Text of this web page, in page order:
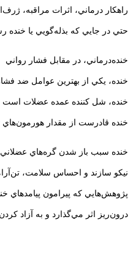
راهكار درماني، اثرات مراقبه،
حتي در جايي كه بذله‌گويي يا خنده
خنده‌درماني، در مقابل فشار رواني
خنده، يكي از بهترين عوامل ضد
خنده، شل كننده عمده عضلات
خنده قادرست از مقدار
خنده سبب باز شدن گره‌هاي
نيكو سازند و احساس سلامت،
پژوهش‌هايي كه پيرامون
درون‌ريز اثر مي‌گذارد و به آزاد